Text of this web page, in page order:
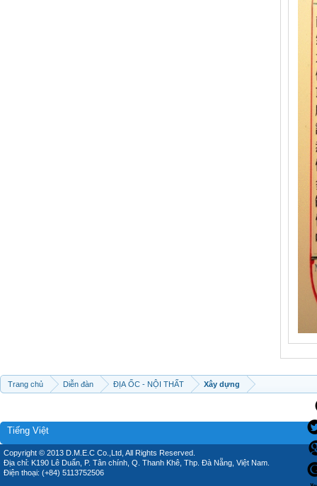
Trang chủ Diễn đàn ĐỊA ỐC - NỘI THẤT Xây dựng
Tiếng Việt
Copyright © 2013 D.M.E.C Co.,Ltd, All Rights Reserved.
Địa chỉ: K190 Lê Duẩn, P. Tân chính, Q. Thanh Khê, Thp. Đà Nẵng, Việt Nam.
Điện thoại: (+84) 5113752506